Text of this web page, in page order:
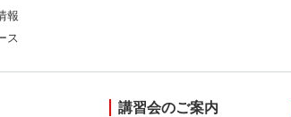
報
ス
講習会のご案内